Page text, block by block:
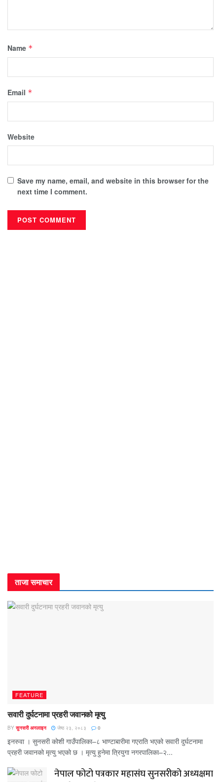
Name *
Email *
Website
Save my name, email, and website in this browser for the
next time I comment.
ताजा समाचार
FEATURE
सवारी दुर्घटनामा प्रहरी जवानको मृत्यु
BY सुनसरी अनलाइन जेष्ठ २३, २०८३ 0
इनरुवा । सुनसरी कोशी गाउँपालिका–८ भाण्टाबारीमा गएराति भएको सवारी दुर्घटनामा
प्रहरी जवानको मृत्यु भएको छ । मृत्यु हुनेमा त्रियुगा नगरपालिका–२...
नेपाल फोटो पत्रकार महासंघ सुनसरीको अध्यक्षमा